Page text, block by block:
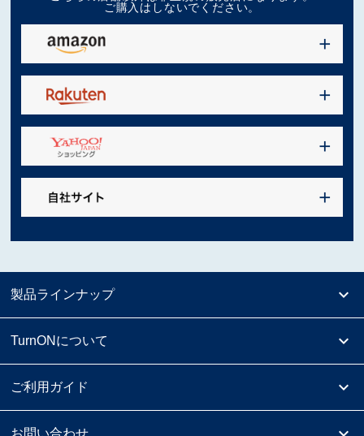
ご購入はしないでください。
製品ラインナップ
TurnONについて
ご利用ガイド
お問い合わせ